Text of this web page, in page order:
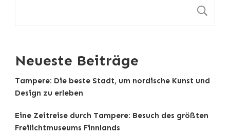
Neueste Beiträge
Tampere: Die beste Stadt, um nordische Kunst und
Design zu erleben
Eine Zeitreise durch Tampere: Besuch des größten
Freilichtmuseums Finnlands